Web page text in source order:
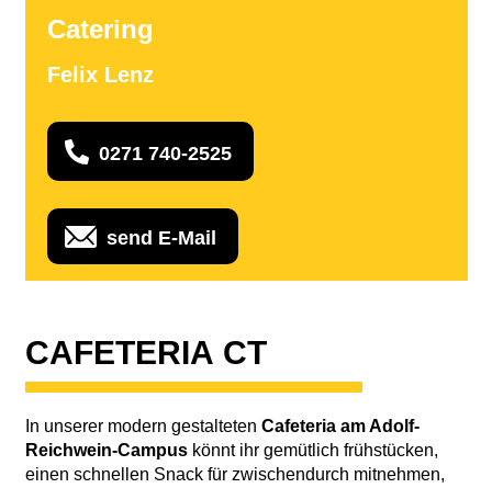
Catering
Felix Lenz
0271 740‑2525
send E‑Mail
CAFET­ERIA CT
In unserer modern gestal­teten Cafet­eria am Adolf-
Reich­­wein-Campuskönnt ihr gemüt­lich früh­stücken,
einen schnellen Snack für zwis­chen­durch mitnehmen,